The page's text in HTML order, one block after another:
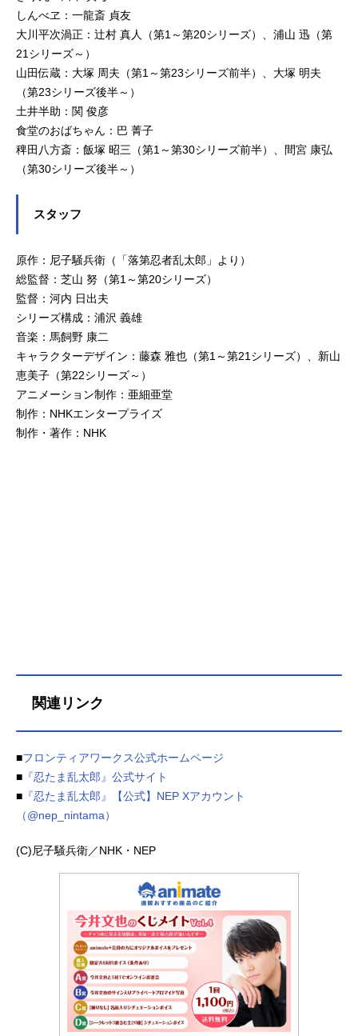
しんべヱ：一龍斎 貞友
大川平次渦正：辻村 真人（第1～第20シリーズ）、浦山 迅（第
21シリーズ～）
山田伝蔵：大塚 周夫（第1～第23シリーズ前半）、大塚 明夫
（第23シリーズ後半～）
土井半助：関 俊彦
食堂のおばちゃん：巴 菁子
稗田八方斎：飯塚 昭三（第1～第30シリーズ前半）、間宮 康弘
（第30シリーズ後半～）
スタッフ
原作：尼子騒兵衛（「落第忍者乱太郎」より）
総監督：芝山 努（第1～第20シリーズ）
監督：河内 日出夫
シリーズ構成：浦沢 義雄
音楽：馬飼野 康二
キャラクターデザイン：藤森 雅也（第1～第21シリーズ）、新山
恵美子（第22シリーズ～）
アニメーション制作：亜細亜堂
制作：NHKエンタープライズ
制作・著作：NHK
関連リンク
■フロンティアワークス公式ホームページ
■ 『忍たま乱太郎』公式サイト
■ 『忍たま乱太郎』【公式】NEP Xアカウント
（@nep_nintama）
(C)尼子騒兵衛／NHK・NEP